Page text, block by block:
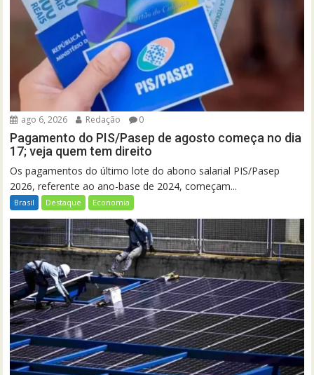
ago 6, 2026 Redação 0
Pagamento do PIS/Pasep de agosto começa no dia
17; veja quem tem direito
Os pagamentos do último lote do abono salarial PIS/Pasep
2026, referente ao ano-base de 2024, começam...
Brasil Destaque Economia